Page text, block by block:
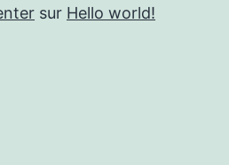
sur Hello world!